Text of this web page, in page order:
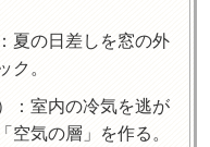
：夏の日差しを窓の外
。
：室内の冷気を逃が
気の層」を作る。